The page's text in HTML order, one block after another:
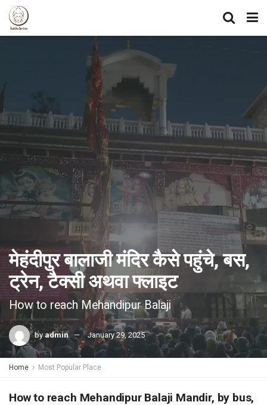
मेहंदीपुर बालाजी मंदिर कैसे पहुंचे, बस,
ट्रेन, टैक्सी अथवा फ्लाइट
How to reach Mehandipur Balaji
by admin January 29, 2025
Home Most Popular Place
How to reach Mehandipur Balaji Mandir, by bus,